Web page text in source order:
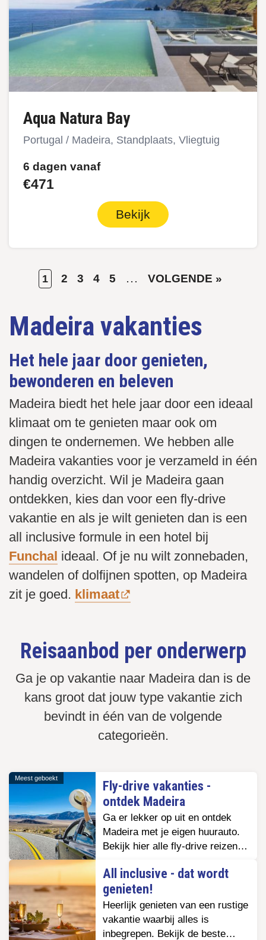
Aqua Natura Bay
Portugal / Madeira, Standplaats, Vliegtuig
6 dagen vanaf
€471
Bekijk
Paginering
HUIDIGE
PAGINA
1 PAGE
2 PAGE
3 PAGE
4 PAGE
5 …
VOLGENDE
VOLGENDE »
Madeira vakanties
Het hele jaar door genieten,
bewonderen en beleven
Madeira biedt het hele jaar door een ideaal
klimaat om te genieten maar ook om
dingen te ondernemen. We hebben alle
Madeira vakanties voor je verzameld in één
handig overzicht. Wil je Madeira gaan
ontdekken, kies dan voor een fly-drive
vakantie en als je wilt genieten dan is een
all inclusive formule in een hotel bij
Funchal ideaal. Of je nu wilt zonnebaden,
wandelen of dolfijnen spotten, op Madeira
zit je goed. klimaat
Reisaanbod per onderwerp
Ga je op vakantie naar Madeira dan is de
kans groot dat jouw type vakantie zich
bevindt in één van de volgende
categorieën.
Meest geboekt
Fly-drive vakanties -
ontdek Madeira
Ga er lekker op uit en ontdek
Madeira met je eigen huurauto.
Bekijk hier alle fly-drive reizen
All inclusive - dat wordt
genieten!
Heerlijk genieten van een rustige
vakantie waarbij alles is
inbegrepen. Bekijk de beste